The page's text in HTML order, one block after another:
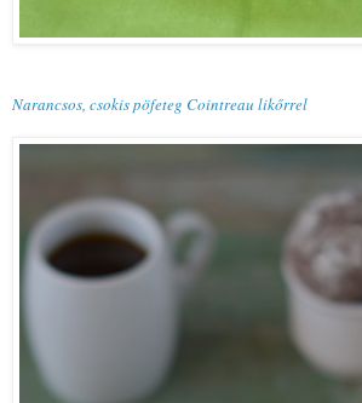
Narancsos, csokis pöfeteg Cointreau likőrrel